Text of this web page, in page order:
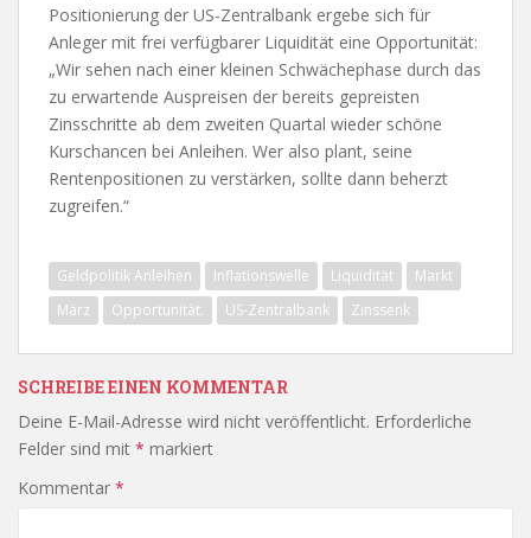
Positionierung der US-Zentralbank ergebe sich für
Anleger mit frei verfügbarer Liquidität eine Opportunität:
„Wir sehen nach einer kleinen Schwächephase durch das
zu erwartende Auspreisen der bereits gepreisten
Zinsschritte ab dem zweiten Quartal wieder schöne
Kurschancen bei Anleihen. Wer also plant, seine
Rentenpositionen zu verstärken, sollte dann beherzt
zugreifen.“
Geldpolitik Anleihen Inflationswelle Liquidität
Markt
März
Opportunität. US-Zentralbank Zinssenk
SCHREIBE EINEN KOMMENTAR
Deine E-Mail-Adresse wird nicht veröffentlicht. Erforderliche
Felder sind mit * markiert
Kommentar *